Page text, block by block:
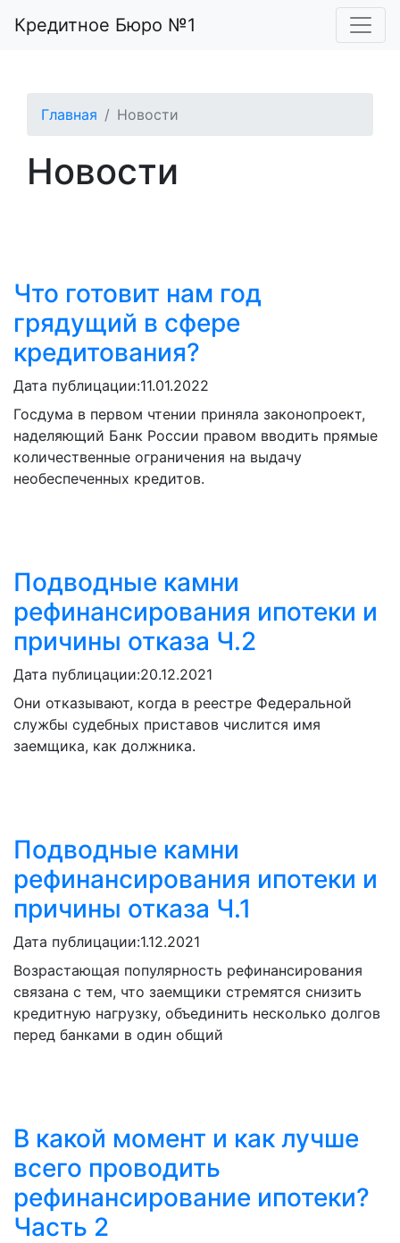
Кредитное Бюро №1
Главная Новости
Новости
Что готовит нам год
грядущий в сфере
кредитования?
Дата публицации:11.01.2022
Госдума в первом чтении приняла законопроект,
наделяющий Банк России правом вводить прямые
количественные ограничения на выдачу
необеспеченных кредитов.
Подводные камни
рефинансирования ипотеки и
причины отказа Ч.2
Дата публицации:20.12.2021
Они отказывают, когда в реестре Федеральной
службы судебных приставов числится имя
заемщика, как должника.
Подводные камни
рефинансирования ипотеки и
причины отказа Ч.1
Дата публицации:1.12.2021
Возрастающая популярность рефинансирования
связана с тем, что заемщики стремятся снизить
кредитную нагрузку, объединить несколько долгов
перед банками в один общий
В какой момент и как лучше
всего проводить
рефинансирование ипотеки?
Часть 2